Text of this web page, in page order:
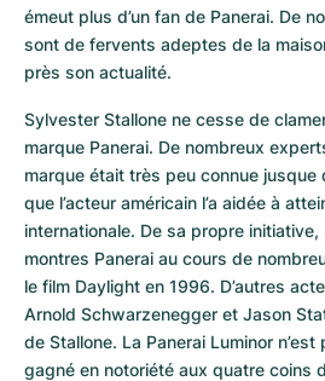
émeut plus d’un fan de Panerai. De
sont de fervents adeptes de la
près son actualité.
Sylvester Stallone ne cesse de
marque Panerai. De nombreux
marque était très peu connue
que l’acteur américain l’a aidée à
internationale. De sa propre
montres Panerai au cours de
le film Daylight en 1996. D’autres
Arnold Schwarzenegger et Jason
de Stallone. La Panerai Luminor
gagné en notoriété aux quatre coins